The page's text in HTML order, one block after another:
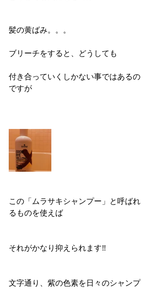
髪の黄ばみ。。。
ブリーチをすると、どうしても
付き合っていくしかない事ではあるの
ですが
この「ムラサキシャンプー」と呼ばれ
るものを使えば
それがかなり抑えられます‼️
文字通り、紫の色素を日々のシャンプ